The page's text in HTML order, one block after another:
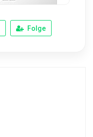
Folge